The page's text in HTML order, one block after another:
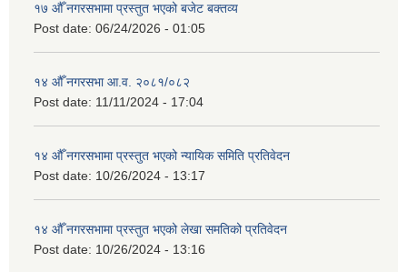
१७ औँ नगरसभामा प्रस्तुत भएको बजेट बक्तव्य
Post date: 06/24/2026 - 01:05
१४ औँ नगरसभा आ.व. २०८१/०८२
Post date: 11/11/2024 - 17:04
१४ औँ नगरसभामा प्रस्तुत भएको न्यायिक समिति प्रतिवेदन
Post date: 10/26/2024 - 13:17
१४ औँ नगरसभामा प्रस्तुत भएको लेखा समतिको प्रतिवेदन
Post date: 10/26/2024 - 13:16